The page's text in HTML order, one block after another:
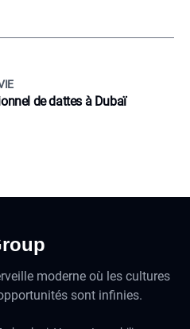
de dattes à Dubaï
moderne où les cultures
sont infinies.